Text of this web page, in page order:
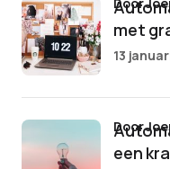
met
13
een
door